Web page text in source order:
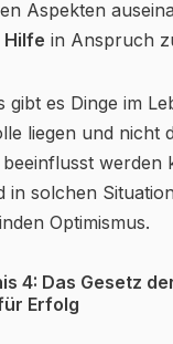
Aspekten
in Anspruch
gibt es Dinge im
liegen und nicht
werden
in solchen
Optimismus.
4: Das Gesetz
Erfolg